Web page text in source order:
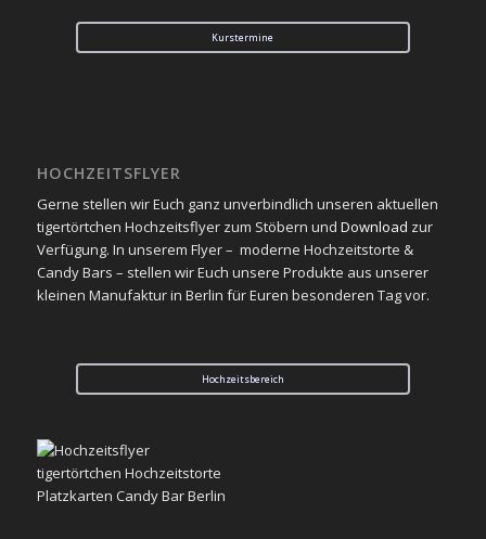
Kurstermine
HOCHZEITSFLYER
Gerne stellen wir Euch ganz unverbindlich unseren aktuellen
tigertörtchen Hochzeitsflyer zum Stöbern und Download zur
Verfügung. In unserem Flyer – moderne Hochzeitstorte &
Candy Bars – stellen wir Euch unsere Produkte aus unserer
kleinen Manufaktur in Berlin für Euren besonderen Tag vor.
Hochzeitsbereich